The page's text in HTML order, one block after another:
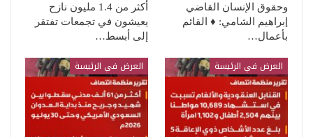
وحقوق الإنسان القاضي
إبراهيم الشامي: ♦️ القائم
بأعمال…
أكثر من 1.4 مليون نازح
يعيشون في تجمعات تفتقر
إلى أبسط…
العرض في الرئيسة العرض في الرئيسة